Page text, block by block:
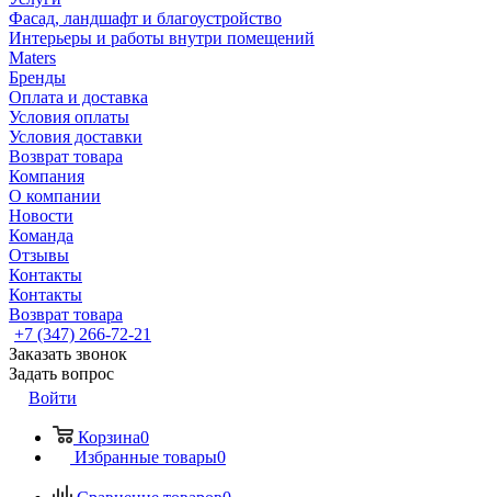
Фасад, ландшафт и благоустройство
Интерьеры и работы внутри помещений
Maters
Бренды
Оплата и доставка
Условия оплаты
Условия доставки
Возврат товара
Компания
О компании
Новости
Команда
Отзывы
Контакты
Контакты
Возврат товара
+7 (347) 266-72-21
Заказать звонок
Задать вопрос
Войти
Корзина0
Избранные товары0